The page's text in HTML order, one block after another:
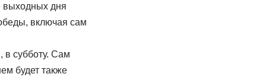
выходных дня
включая сам
в субботу. Сам
будет также